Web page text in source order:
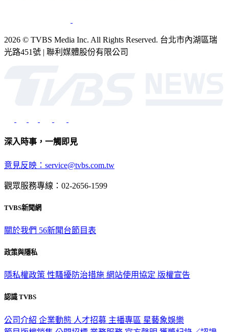
2026 © TVBS Media Inc. All Rights Reserved. 台北市內湖區瑞
光路451號 | 聯利媒體股份有限公司
深入時事，一觸即見
意見反映：service@tvbs.com.tw
觀眾服務專線：02-2656-1599
TVBS新聞網
關於我們 56新聞台節目表
政策與隱私
隱私權政策 性騷擾防治措施 網站使用協定 版權宣告
認識 TVBS
公司介紹 企業動態 人才招募 主播專區 星藝象娛樂